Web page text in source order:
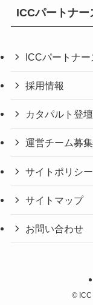
ICCパートナー
ICCパートナー
採用情報
カタパルト登
運営チーム募
サイトポリシー
サイトマップ
お問い合わせ
©